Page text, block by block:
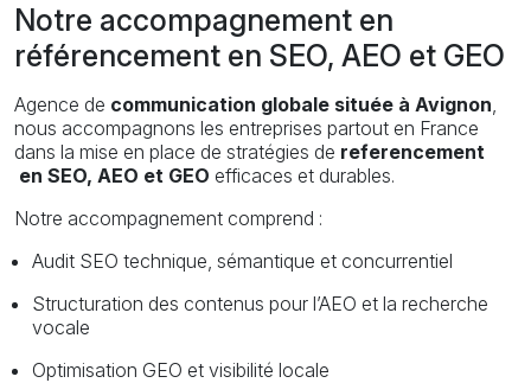
Notre accompagnement en
référencement en SEO, AEO et GEO
Agence de communication globale située à Avignon
nous accompagnons les entreprises partout en France
dans la mise en place de stratégies de referencement
en SEO, AEO et GEO efficaces et durables.
Notre accompagnement comprend :
Audit SEO technique, sémantique et concurrentiel
Structuration des contenus pour l’AEO et la recherche
vocale
Optimisation GEO et visibilité locale